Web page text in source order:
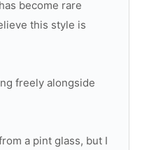
become rare
this style is
freely alongside
a pint glass, but I